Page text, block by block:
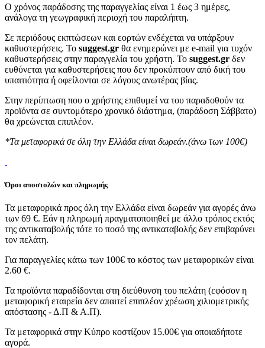
Ο χρόνος παράδοσης της παραγγελίας είναι 1 έως 3 ημέρες,
ανάλογα τη γεωγραφική περιοχή του παραλήπτη.
Σε περιόδους εκπτώσεων και εορτών ενδέχεται να υπάρξουν
καθυστερήσεις. Το suggest.gr θα ενημερώνει με e-mail για τυχόν
καθυστερήσεις στην παραγγελία του χρήστη. Το suggest.gr δεν
ευθύνεται για καθυστερήσεις που δεν προκύπτουν από δική του
υπαιτιότητα ή οφείλονται σε λόγους ανωτέρας βίας.
Στην περίπτωση που ο χρήστης επιθυμεί να του παραδοθούν τα
προϊόντα σε συντομότερο χρονικό διάστημα, (παράδοση Σάββατο)
θα χρεώνεται επιπλέον.
*Τα μεταφορικά σε όλη την Ελλάδα είναι δωρεάν.(άνω των 100€)
Όροι αποστολών και πληρωμής
Τα μεταφορικά προς όλη την Ελλάδα είναι δωρεάν για αγορές άνω
των 69 €. Εάν η πληρωμή πραγματοποιηθεί με άλλο τρόπος εκτός
της αντικαταβολής τότε το ποσό της αντικαταβολής δεν επιβαρύνει
τον πελάτη.
Για παραγγελίες κάτω των 100€ το κόστος των μεταφορικών είναι
2.60 €.
Τα προϊόντα παραδίδονται στη διεύθυνση του πελάτη (εφόσον η
μεταφορική εταιρεία δεν απαιτεί επιπλέον χρέωση χιλιομετρικής
απόστασης - Δ.Π & Α.Π).
Τα μεταφορικά στην Κύπρο κοστίζουν 15.00€ για οποιαδήποτε
αγορά.